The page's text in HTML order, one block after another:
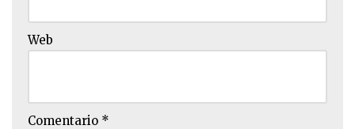
Web
Comentario *